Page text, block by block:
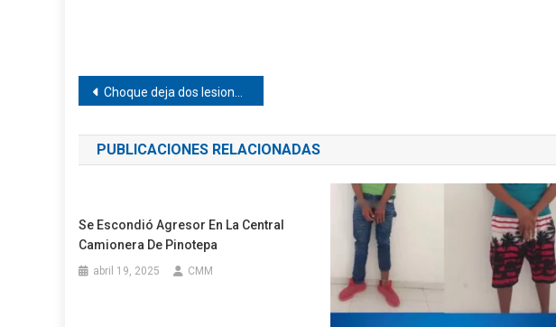
Navegación
de
entradas
Choque deja dos lesionados cerca de Pinotepa
PUBLICACIONES RELACIONADAS
Se Escondió Agresor En La Central
Camionera De Pinotepa
abril 19, 2025 CMM